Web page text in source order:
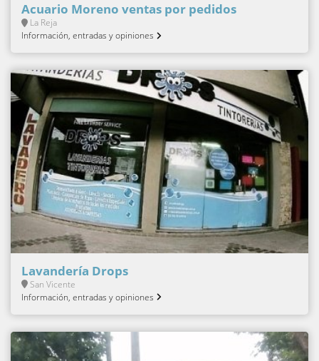
Acuario Moreno ventas por pedidos
La Reja
Información, entradas y opiniones
Lavandería Drops
San Vicente
Información, entradas y opiniones